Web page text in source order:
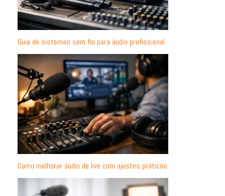
Guia de sistemas sem fio para áudio profissional
Como melhorar áudio de live com ajustes práticos